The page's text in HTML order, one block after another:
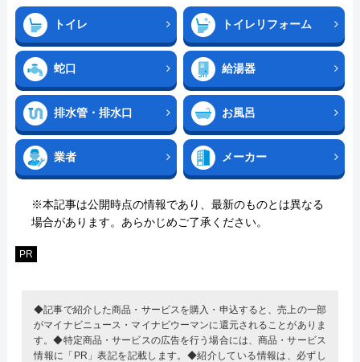
トイレ トイレリフォーム
蛇口 給湯器
排水管・排水口 お風呂
業者 メーカー
※本記事は公開時点の情報であり、最新のものとは異なる
場合があります。あらかじめご了承ください。
PR
◆記事で紹介した商品・サービスを購入・申込すると、売上の一部
がマイナビニュース・マイナビウーマンに還元されることがありま
す。◆特定商品・サービスの広告を行う場合には、商品・サービス
情報に「PR」表記を記載します。◆紹介している情報は、必ずし